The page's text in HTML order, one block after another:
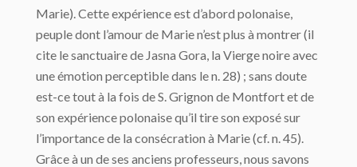
Marie). Cette expérience est d’abord polonaise,
peuple dont l’amour de Marie n’est plus à montrer (il
cite le sanctuaire de Jasna Gora, la Vierge noire avec
une émotion perceptible dans le n. 28) ; sans doute
est-ce tout à la fois de S. Grignon de Montfort et de
son expérience polonaise qu’il tire son exposé sur
l’importance de la consécration à Marie (cf. n. 45).
Grâce à un de ses anciens professeurs, nous savons